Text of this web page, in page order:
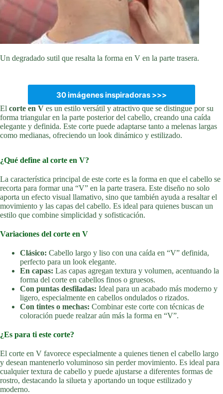
Un degradado sutil que resalta la forma en V en la parte trasera.
30 imágenes inspiradoras >>>
El corte en V es un estilo versátil y atractivo que se distingue por su
forma triangular en la parte posterior del cabello, creando una caída
elegante y definida. Este corte puede adaptarse tanto a melenas largas
como medianas, ofreciendo un look dinámico y estilizado.
¿Qué define al corte en V?
La característica principal de este corte es la forma en que el cabello se
recorta para formar una “V” en la parte trasera. Este diseño no solo
aporta un efecto visual llamativo, sino que también ayuda a resaltar el
movimiento y las capas del cabello. Es ideal para quienes buscan un
estilo que combine simplicidad y sofisticación.
Variaciones del corte en V
Clásico: Cabello largo y liso con una caída en “V” definida,
perfecto para un look elegante.
En capas: Las capas agregan textura y volumen, acentuando la
forma del corte en cabellos finos o gruesos.
Con puntas desfiladas: Ideal para un acabado más moderno y
ligero, especialmente en cabellos ondulados o rizados.
Con tintes o mechas: Combinar este corte con técnicas de
coloración puede realzar aún más la forma en “V”.
¿Es para ti este corte?
El corte en V favorece especialmente a quienes tienen el cabello largo
y desean mantenerlo voluminoso sin perder movimiento. Es ideal para
cualquier textura de cabello y puede ajustarse a diferentes formas de
rostro, destacando la silueta y aportando un toque estilizado y
moderno.